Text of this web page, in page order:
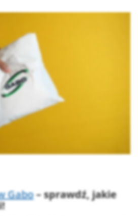
Gabo– sprawdź, jakie